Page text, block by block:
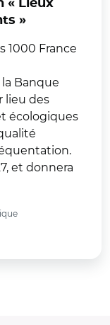
« Lieux
»
1000 France
Banque
lieu des
écologiques
et donnera